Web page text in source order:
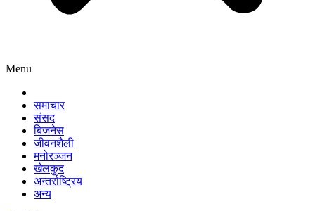
Menu
समाचार
संसद
बिजनेस
जीवनशैली
मनोरञ्जन
खेलकुद
अन्तर्राष्ट्रिय
अन्य